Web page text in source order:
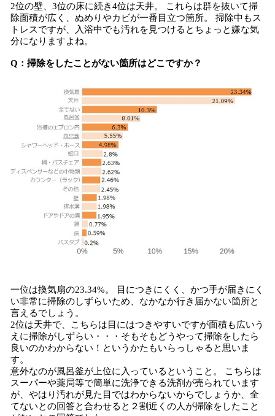
2位の壁、3位の床に続き4位は天井。 これらは群を抜いて掃
除面積が広く、ぬめりやカビが一番目立つ箇所。 掃除中もス
トレスですが、入浴中でも汚れを見つけるとちょっと嫌な気
分になりますよね。
Q：掃除をしたことがない箇所はどこですか？
一位は換気扇の23.34%。 目につきにくく、かつ手が届きにく
い非常に掃除のしずらいため、なかなか行き届かない箇所と
言えるでしょう。
2位は天井で、こちらは目にはつきやすいですが面積も広いう
えに掃除がしずらい・・・そもそもどうやって掃除をしたら
良いのかわからない！というかたもいらっしゃると思いま
す。
意外なのが風呂釜が上位に入っているということ。 こちらは
スーパーや薬局等で簡単に洗浄できる洗剤が売られています
が、やはり汚れが見た目ではわからないからでしょうか、全
てないとの回答と合わせると２割近くの人が掃除をしたこと